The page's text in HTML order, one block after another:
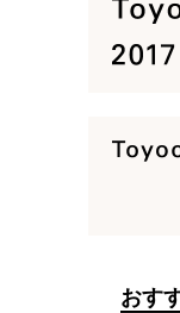
おす